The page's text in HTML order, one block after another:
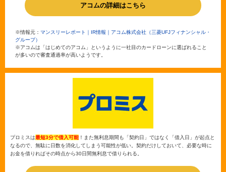
アコムの詳細はこちら
※情報元： マンスリーレポート｜IR情報｜アコム株式会社（三菱UFJフィナンシャル・
グループ）
※アコムは「はじめてのアコム」というように一社目のカードローンに選ばれること
が多いので審査通過率が高いようです。
プロミスは最短3分で借入可能 ！また無利息期間も「契約日」ではなく「借入日」が起点と
なるので、無駄に日数を消化してしまう可能性が低い。契約だけしておいて、必要な時に
お金を借りればその時点から30日間無利息で借りられる。